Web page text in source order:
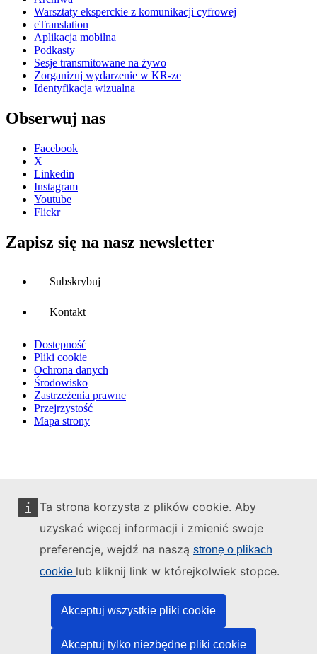
Ta strona korzysta z plików cookie. Aby
uzyskać więcej informacji i zmienić swoje
preferencje, wejdź na naszą stronę o plikach
cookie lub kliknij link w którejkolwiek stopce.
Akceptuj wszystkie pliki cookie
Akceptuj tylko niezbędne pliki cookie
Warsztaty eksperckie z komunikacji cyfrowej
eTranslation
Aplikacja mobilna
Podkasty
Sesje transmitowane na żywo
Zorganizuj wydarzenie w KR-ze
Identyfikacja wizualna
Obserwuj nas
Facebook
X
Linkedin
Instagram
Youtube
Flickr
Zapisz się na nasz newsletter
Subskrybuj
Kontakt
Dostępność
Pliki cookie
Ochrona danych
Środowisko
Zastrzeżenia prawne
Przejrzystość
Mapa strony